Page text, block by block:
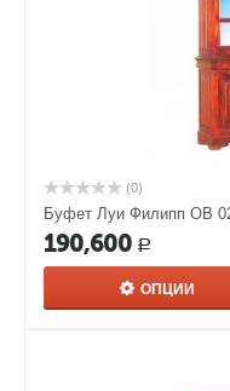
(0)
Буфет Луи Филипп ОВ
190,600 Р
ОПЦИИ